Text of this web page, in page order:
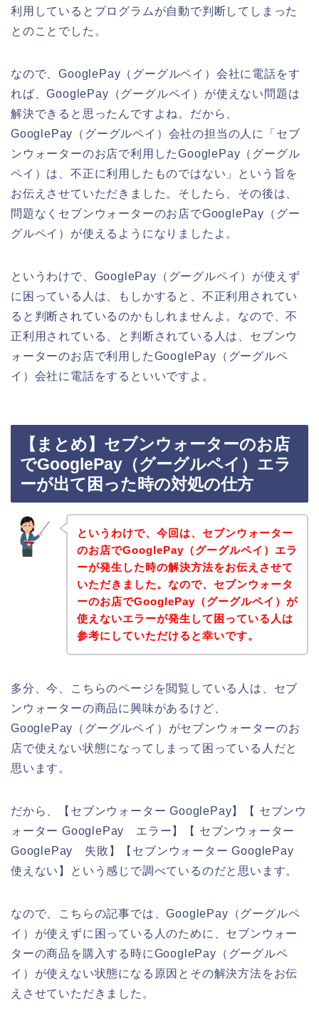
利用しているとプログラムが自動で判断してしまった
とのことでした。
なので、GooglePay（グーグルペイ）会社に電話をす
れば、GooglePay（グーグルペイ）が使えない問題は
解決できると思ったんですよね。だから、
GooglePay（グーグルペイ）会社の担当の人に「セブ
ンウォーターのお店で利用したGooglePay（グーグル
ペイ）は、不正に利用したものではない」という旨を
お伝えさせていただきました。そしたら、その後は、
問題なくセブンウォーターのお店でGooglePay（グー
グルペイ）が使えるようになりましたよ。
というわけで、GooglePay（グーグルペイ）が使えず
に困っている人は、もしかすると、不正利用されてい
ると判断されているのかもしれませんよ。なので、不
正利用されている、と判断されている人は、セブンウ
ォーターのお店で利用したGooglePay（グーグルペ
イ）会社に電話をするといいですよ。
【まとめ】セブンウォーターのお店
でGooglePay（グーグルペイ）エラ
ーが出て困った時の対処の仕方
というわけで、今回は、セブンウォーター
のお店でGooglePay（グーグルペイ）エラ
ーが発生した時の解決方法をお伝えさせて
いただきました。なので、セブンウォータ
ーのお店でGooglePay（グーグルペイ）が
使えないエラーが発生して困っている人は
参考にしていただけると幸いです。
多分、今、こちらのページを閲覧している人は、セブ
ンウォーターの商品に興味があるけど、
GooglePay（グーグルペイ）がセブンウォーターのお
店で使えない状態になってしまって困っている人だと
思います。
だから、【セブンウォーター GooglePay】【 セブンウ
ォーター GooglePay エラー】【 セブンウォーター
GooglePay 失敗】【セブンウォーター GooglePay
使えない】という感じで調べているのだと思います。
なので、こちらの記事では、GooglePay（グーグルペ
イ）が使えずに困っている人のために、セブンウォー
ターの商品を購入する時にGooglePay（グーグルペ
イ）が使えない状態になる原因とその解決方法をお伝
えさせていただきました。